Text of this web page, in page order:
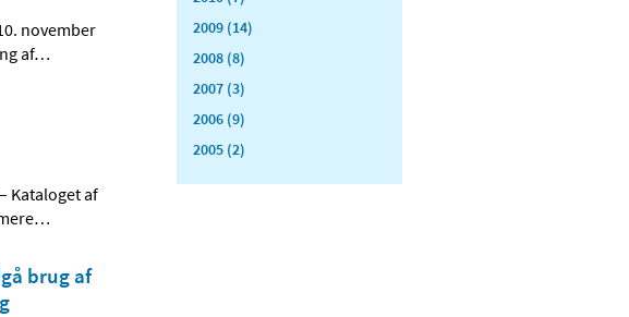
november
af…
Kataloget af
…
brug af
2009 (14)
2008 (8)
2007 (3)
2006 (9)
2005 (2)